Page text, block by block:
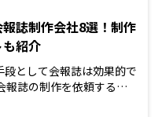
誌制作会社8選！制作
紹介
段として会報誌は効果的で